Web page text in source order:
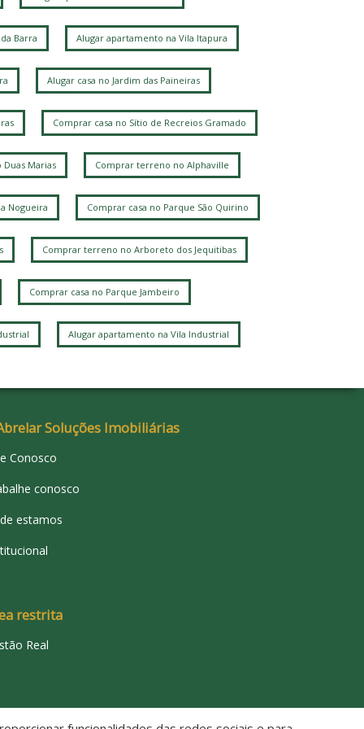
Barra Alugar apartamento na Vila Itapura
Alugar casa no Jardim das Paineiras
Comprar casa no Sítio de Recreios Gramado
Marias Comprar terreno no Alphaville
Nogueira Comprar casa no Parque São Quirino
Comprar terreno no Arboreto dos Jequitibas
Comprar casa no Parque Jambeiro
Alugar apartamento na Vila Industrial
Soluções Imobiliárias
Conosco
conosco
estamos
restrita
Real